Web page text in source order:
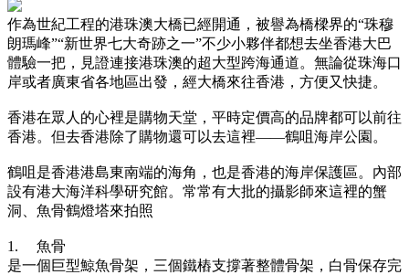
作為世紀工程的港珠澳大橋已經開通，被譽為橋樑界的“珠穆
朗瑪峰”“新世界七大奇跡之一”不少小夥伴都想去坐香港大巴
體驗一把，見證連接港珠澳的超大型跨海通道。無論從珠海口
岸或者廣東省各地區出發，經大橋來往香港，方便又快捷。
香港在眾人的心裡是購物天堂，平時定價高的品牌都可以前往
香港。但去香港除了購物還可以去這裡——鶴咀海岸公園。
鶴咀是香港港島東南端的海角，也是香港的海岸保護區。內部
設有港大海洋科學研究館。常常有大批的攝影師來這裡的蟹
洞、魚骨鶴燈塔來拍照
1.
魚骨
是一個巨型鯨魚骨架，三個鐵樁支撐著整體骨架，白骨保存完